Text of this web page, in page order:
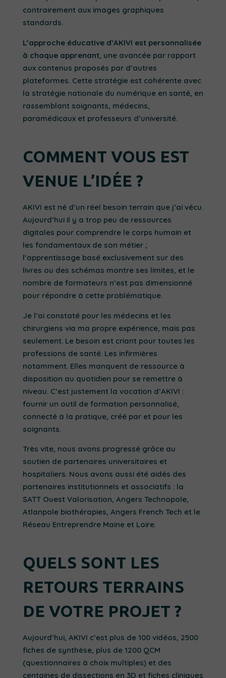
contrairement aux images graphiques
standards.
L’approche éducative d’AKIVI est personnalisée
à chaque apprenant, une avancée par rapport
aux contenus proposés par d’autres
plateformes. Cette stratégie est cohérente avec
la stratégie nationale du numérique en santé, en
rassemblant soignants, médecins,
paramédicaux et professeurs d’université.
COMMENT VOUS EST
VENUE L’IDÉE ?
AKIVI est né d’un réel besoin terrain que j’ai vécu.
Aujourd’hui il y a trop peu de ressources
digitales pour comprendre le corps humain et
les fondamentaux de son métier ;
l’apprentissage basé exclusivement sur des
livres ou des schémas montre ses limites, et le
nombre de formateurs n’est pas dimensionné
pour répondre à cette problématique.
Je l’ai constaté pour les médecins et les
chirurgiens via ma propre expérience, mais pas
seulement. Le besoin est criant pour toutes les
professions de santé. Les infirmières
notamment. Elles manquent de ressource à
disposition au quotidien pour se remettre à
niveau. C’est justement la vocation d’AKIVI :
fournir un outil de formation personnalisé,
connecté à la pratique, créé par et pour les
soignants.
Très vite, nous avons progressé grâce au
soutien de partenaires universitaires et
hospitaliers. Nous avons aussi été aidés des
partenaires institutionnels et associatifs : la
SATT Ouest Valorisation, Angers Technopole,
Atlanpole biothérapies, Angers French Tech et le
Réseau Entreprendre Maine et Loire.
QUELS SONT LES
RETOURS TERRAINS
DE VOTRE PROJET ?
Aujourd’hui, AKIVI c’est plus de 100 vidéos, 2500
fiches de synthèse, plus de 1200 QCM
(questionnaires à choix multiples) et des
centaines de dissections en 3D et fiches cliniques